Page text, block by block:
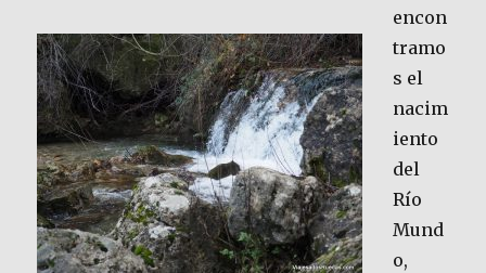
encon
tramo
s el
nacim
iento
del
Río
Mund
o,